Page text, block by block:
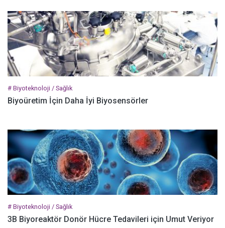
# Biyoteknoloji / Sağlık
Biyoüretim İçin Daha İyi Biyosensörler
# Biyoteknoloji / Sağlık
3B Biyoreaktör Donör Hücre Tedavileri için Umut Veriyor